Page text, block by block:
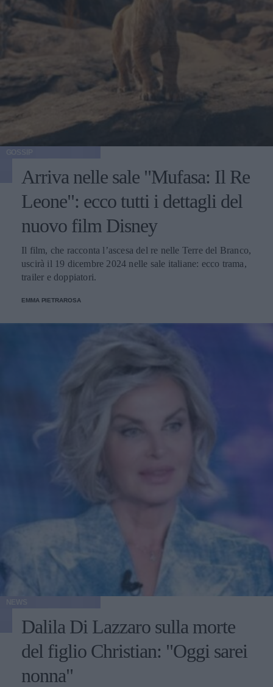
Arriva nelle sale "Mufasa: Il Re
Leone": ecco tutti i dettagli del
nuovo film Disney
Il film, che racconta l’ascesa del re nelle Terre del Branco,
uscirà il 19 dicembre 2024 nelle sale italiane: ecco trama,
trailer e doppiatori.
EMMA PIETRAROSA
Dalila Di Lazzaro sulla morte
del figlio Christian: "Oggi sarei
nonna"